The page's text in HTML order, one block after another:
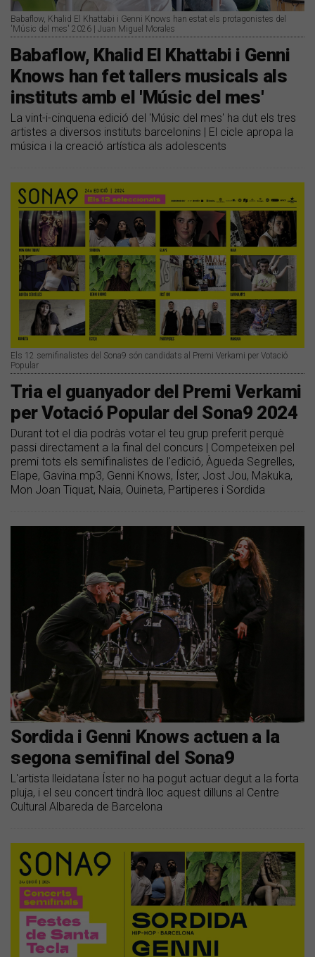
Babaflow, Khalid El Khattabi i Genni Knows han estat els protagonistes del
'Músic del mes' 2026 | Juan Miguel Morales
Babaflow, Khalid El Khattabi i Genni
Knows han fet tallers musicals als
instituts amb el 'Músic del mes'
La vint-i-cinquena edició del 'Músic del mes' ha dut els tres
artistes a diversos instituts barcelonins | El cicle apropa la
música i la creació artística als adolescents
Els 12 semifinalistes del Sona9 són candidats al Premi Verkami per Votació
Popular
Tria el guanyador del Premi Verkami
per Votació Popular del Sona9 2024
​Durant tot el dia podràs votar el teu grup preferit perquè
passi directament a la final del concurs | Competeixen pel
premi tots els semifinalistes de l'edició, Àgueda Segrelles,
Elape, Gavina.mp3, Genni Knows, Íster, Jost Jou, Makuka,
Mon Joan Tiquat, Naia, Ouineta, Partiperes i Sordida
Sordida i Genni Knows actuen a la
segona semifinal del Sona9
L'artista lleidatana Íster no ha pogut actuar degut a la forta
pluja, i el seu concert tindrà lloc aquest dilluns al Centre
Cultural Albareda de Barcelona